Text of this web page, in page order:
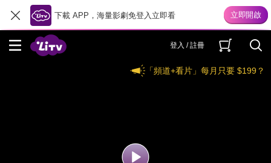
下載 APP，海量影劇免登入立即看
登入 / 註冊
「頻道+看片」每月只要 $199？